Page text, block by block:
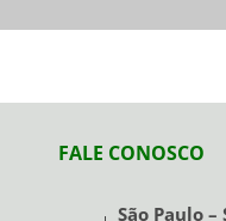
FALE CONOSCO
São Paulo –